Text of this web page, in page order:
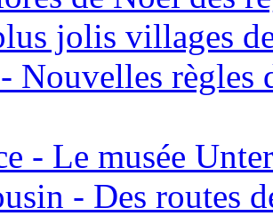
jolis villages
Nouvelles règles
- Le musée
- Des routes